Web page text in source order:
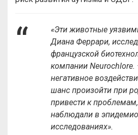
«Эти животные
Диана Феррари,
французской
компании
негативное
шанс произойти при
привести к
наблюдали в
исследованиях».